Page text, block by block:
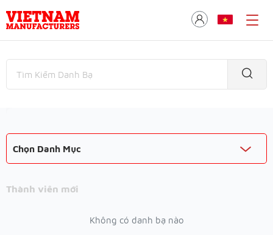
Chọn Danh Mục
Thành viên mới
Không có danh bạ nào